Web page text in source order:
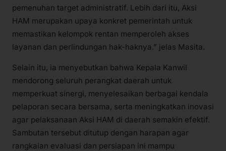
pemenuhan target administratif. Lebih dari itu, Aksi
HAM merupakan upaya konkret pemerintah untuk
memastikan kelompok rentan memperoleh akses
layanan dan perlindungan hak-haknya.” jelas Masita.
Selain itu, ia menyebutkan bahwa Kepala Kanwil
mendorong seluruh perangkat daerah untuk
memperkuat sinergi, menyelesaikan berbagai kendala
pelaporan secara bersama, serta meningkatkan inovasi
agar pelaksanaan Aksi HAM di daerah semakin efektif.
Sambutan tersebut ditutup dengan harapan agar
rangkaian evaluasi dan persiapan ini mampu